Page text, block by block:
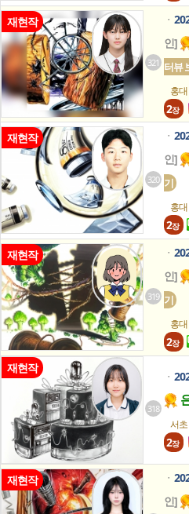
재현작
321
ㆍ
인]
터뷰
홍
2장
재현작
320
ㆍ
인]
기
홍
2장
재현작
319
ㆍ
인]
기
홍
2장
재현작
318
ㆍ
서
2장
재현작 ㆍ
인]